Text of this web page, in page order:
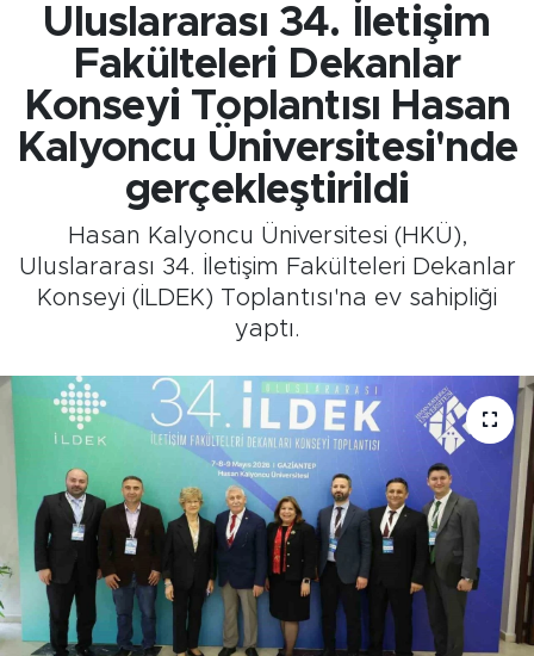
Uluslararası 34. İletişim
Fakülteleri Dekanlar
Konseyi Toplantısı Hasan
Kalyoncu Üniversitesi'nde
gerçekleştirildi
Hasan Kalyoncu Üniversitesi (HKÜ),
Uluslararası 34. İletişim Fakülteleri Dekanlar
Konseyi (İLDEK) Toplantısı'na ev sahipliği
yaptı.
Son Dakika Haberleri
Haber Arşivi